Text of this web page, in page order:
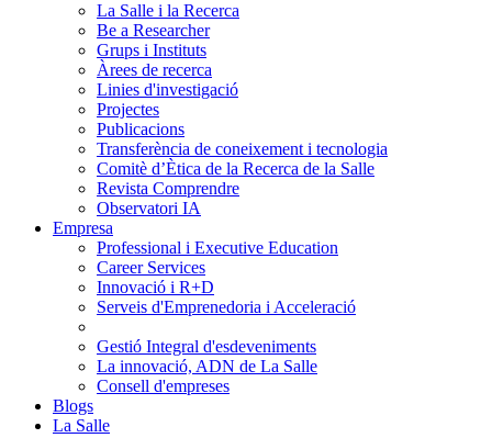
La Salle i la Recerca
Be a Researcher
Grups i Instituts
Àrees de recerca
Linies d'investigació
Projectes
Publicacions
Transferència de coneixement i tecnologia
Comitè d’Ètica de la Recerca de la Salle
Revista Comprendre
Observatori IA
Empresa
Professional i Executive Education
Career Services
Innovació i R+D
Serveis d'Emprenedoria i Acceleració
Gestió Integral d'esdeveniments
La innovació, ADN de La Salle
Consell d'empreses
Blogs
La Salle